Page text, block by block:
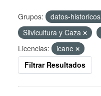
Grupos: datos-historicos
Silvicultura y Caza
Licencias:
icane
Filtrar Resultados